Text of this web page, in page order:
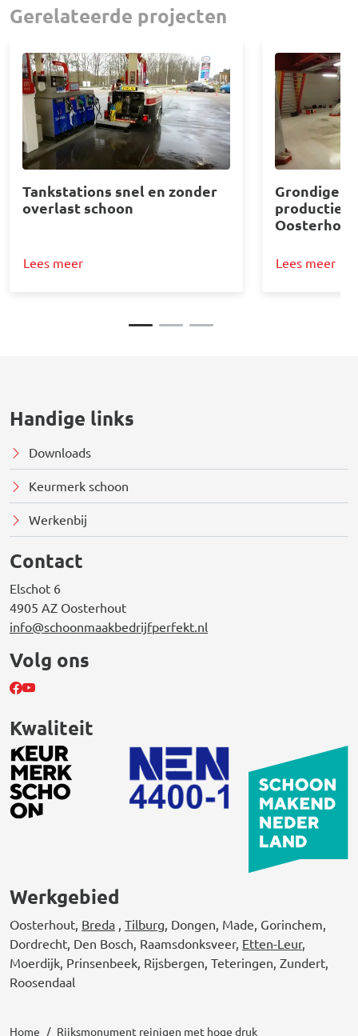
Gerelateerde projecten
Afbeelding
Tankstations snel en zonder
overlast schoon
Lees meer
Afbeelding
Grondige
Oosterhout
Lees meer
Handige links
Downloads
Keurmerk schoon
Werkenbij
Contact
Elschot 6
4905 AZ Oosterhout
info@schoonmaakbedrijfperfekt.nl
Volg ons
Kwaliteit
Werkgebied
Oosterhout, Breda Tilburg , Dongen, Made, Gorinchem,
Dordrecht, Den Bosch, Raamsdonksveer, Etten-Leur,
Moerdijk, Prinsenbeek, Rijsbergen, Teteringen, Zundert,
Roosendaal
Home Rijksmonument reinigen met hoge druk